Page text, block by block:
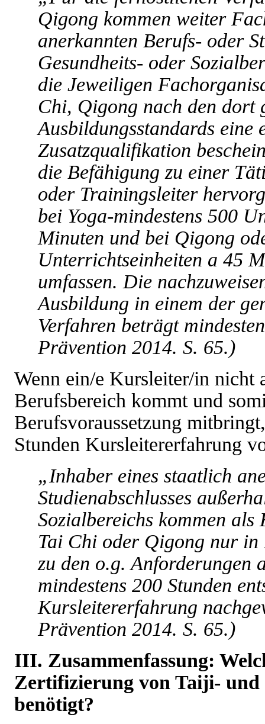
Qigong kommen weiter
anerkannten Berufs- oder
Gesundheits- oder
die Jeweiligen
Chi, Qigong nach den dort
Ausbildungsstandards eine
Zusatzqualifikation
die Befähigung zu einer
oder Trainingsleiter
bei Yoga-mindestens 500
Minuten und bei Qigong
Unterrichtseinheiten a 45
umfassen. Die
Ausbildung in einem der
Verfahren beträgt
Prävention 2014. S. 65.)
Wenn ein/e Kursleiter/in nicht
Berufsbereich kommt und
Berufsvoraussetzung
Stunden Kursleitererfahrung
„Inhaber eines staatlich
Studienabschlusses
Sozialbereichs kommen
Tai Chi oder Qigong nur in
zu den o.g. Anforderungen
mindestens 200 Stunden
Kursleitererfahrung
Prävention 2014. S. 65.)
III. Zusammenfassung:
Zertifizierung von Taiji- und
benötigt?